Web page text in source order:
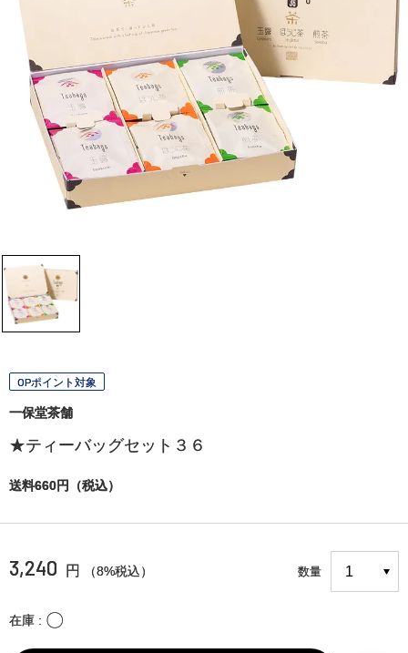
OPポイント対象
一保堂茶舗
★ティーバッグセット３６
送料660円（税込）
3,240 円 （8%税込） 数量
在庫 〇